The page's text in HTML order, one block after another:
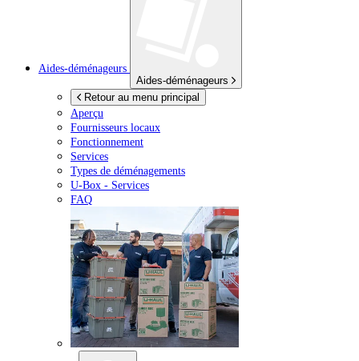
Aides-déménageurs
Aides-déménageurs
Retour au menu principal
Aperçu
Fournisseurs locaux
Fonctionnement
Services
Types de déménagements
U-Box - Services
FAQ